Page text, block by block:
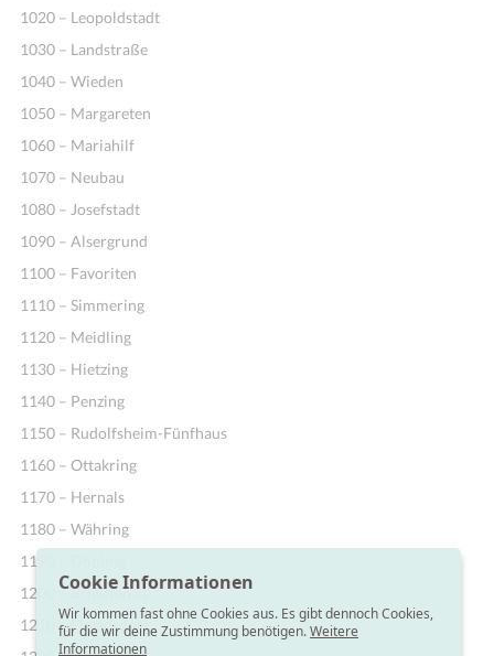
1020 – Leopoldstadt
1030 – Landstraße
1040 – Wieden
1050 – Margareten
1060 – Mariahilf
1070 – Neubau
1080 – Josefstadt
1090 – Alsergrund
1100 – Favoriten
1110 – Simmering
1120 – Meidling
1130 – Hietzing
1140 – Penzing
1150 – Rudolfsheim-Fünfhaus
1160 – Ottakring
1170 – Hernals
1180 – Währing
1190 – Döbling
1200 – Brigittenau
1210 – Floridsdorf
Cookie Informationen
Wir kommen fast ohne Cookies aus. Es gibt dennoch Cookies,
für die wir deine Zustimmung benötigen.Weitere
Informationen